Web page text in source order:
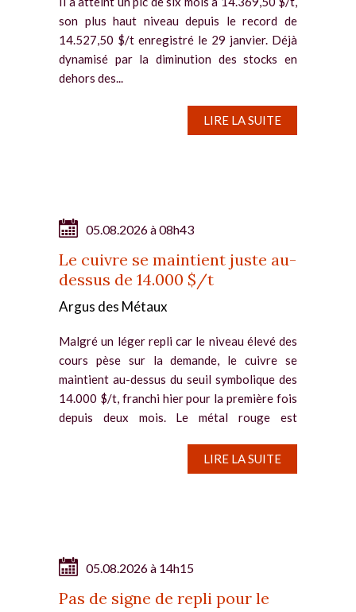
son plus haut niveau depuis le record de
14.527,50 $/t enregistré le 29 janvier. Déjà
dynamisé par la diminution des stocks en
dehors des...
LIRE LA SUITE
05.08.2026 à 08h43
Le cuivre se maintient juste au-
dessus de 14.000 $/t
Argus des Métaux
Malgré un léger repli car le niveau élevé des
cours pèse sur la demande, le cuivre se
maintient au-dessus du seuil symbolique des
14.000 $/t, franchi hier pour la première fois
depuis deux mois. Le métal rouge est
LIRE LA SUITE
05.08.2026 à 14h15
Pas de signe de repli pour le